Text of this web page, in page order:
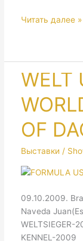
WORLD
Читать далее »
WELT
OF
Выставки /
09.10.2009.
Naveda
WELTSIEGER-
KENNEL-2009